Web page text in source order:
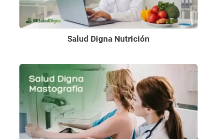
Salud Digna Nutrición